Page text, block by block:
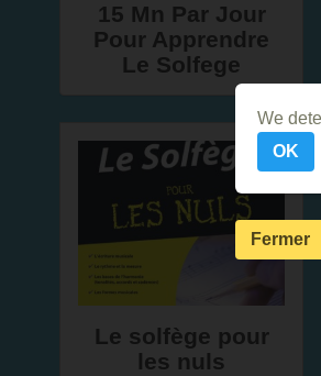
15 Mn Par Jour
Pour Apprendre
Le Solfege
Le solfège pour
les nuls
We
OK
Fermer